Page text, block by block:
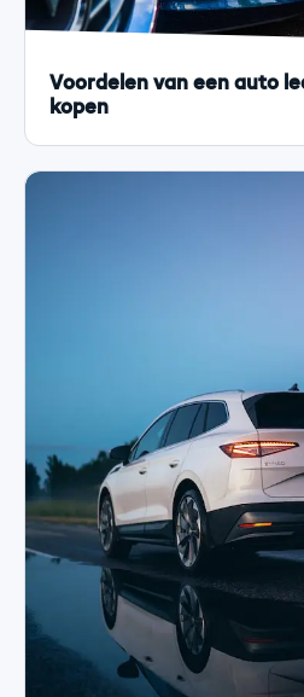
Voordelen van een auto
kopen